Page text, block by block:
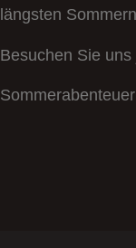
längsten
Besuchen Sie